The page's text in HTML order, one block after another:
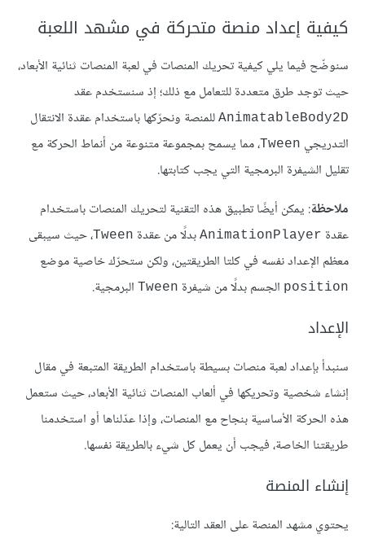
كيفية إعداد منصة متحركة في مشهد اللعبة
سنوضّح فيما يلي كيفية تحريك المنصات في لعبة المنصات ثنائية الأبعاد،
حيث توجد طرق متعددة للتعامل مع ذلك؛ إذ سنستخدم عقد
AnimatableBody2D للمنصة ونحرّكها باستخدام عقدة الانتقال
التدريجي Tween، مما يسمح بمجموعة متنوعة من أنماط الحركة مع
تقليل الشيفرة البرمجية التي يجب كتابتها.
ملاحظة: يمكن أيضًا تطبيق هذه التقنية لتحريك المنصات باستخدام
عقدة AnimationPlayer بدلًا من عقدة Tween، حيث سيبقى
معظم الإعداد نفسه في كلتا الطريقتين، ولكن ستحرّك خاصية موضع
position الجسم بدلًا من شيفرة Tween البرمجية.
الإعداد
سنبدأ بإعداد لعبة منصات بسيطة باستخدام الطريقة المتبعة في مقال
إنشاء شخصية وتحريكها في ألعاب المنصات ثنائية الأبعاد، حيث ستعمل
هذه الحركة الأساسية بنجاح مع المنصات، وإذا عدّلناها أو استخدمنا
طريقتنا الخاصة، فيجب أن يعمل كل شيء بالطريقة نفسها.
إنشاء المنصة
يحتوي مشهد المنصة على العقد التالية: